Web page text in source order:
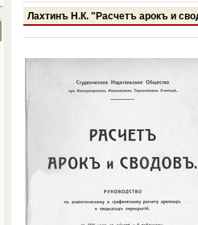
Лахтинъ Н.К. "Расчетъ арокъ и